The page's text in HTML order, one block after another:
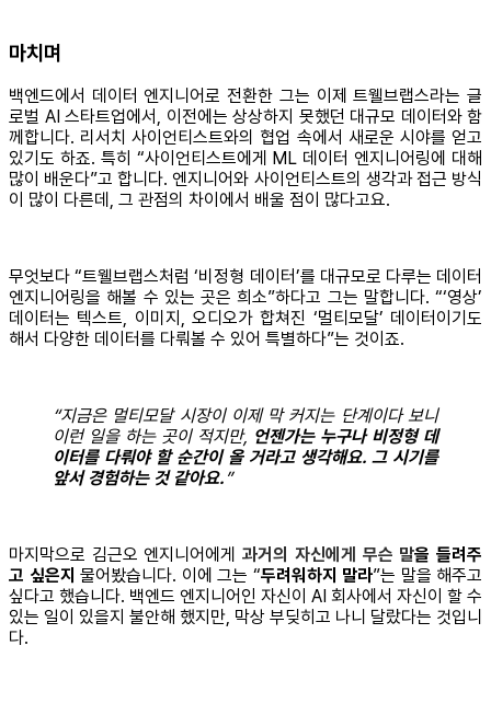
마치며
백엔드에서 데이터 엔지니어로 전환한 그는 이제 트웰브랩스라는 글
로벌 AI 스타트업에서, 이전에는 상상하지 못했던 대규모 데이터와 함
께합니다. 리서치 사이언티스트와의 협업 속에서 새로운 시야를 얻고
있기도 하죠. 특히 “사이언티스트에게 ML 데이터 엔지니어링에 대해
많이 배운다”고 합니다. 엔지니어와 사이언티스트의 생각과 접근 방식
이 많이 다른데, 그 관점의 차이에서 배울 점이 많다고요.
무엇보다 “트웰브랩스처럼 ‘비정형 데이터’를 대규모로 다루는 데이터
엔지니어링을 해볼 수 있는 곳은 희소”하다고 그는 말합니다. “‘영상’
데이터는 텍스트, 이미지, 오디오가 합쳐진 ‘멀티모달’ 데이터이기도
해서 다양한 데이터를 다뤄볼 수 있어 특별하다”는 것이죠.
“지금은 멀티모달 시장이 이제 막 커지는 단계이다 보니
이런 일을 하는 곳이 적지만, 언젠가는 누구나 비정형 데
이터를 다뤄야 할 순간이 올 거라고 생각해요. 그 시기를
앞서 경험하는 것 같아요. ”
마지막으로 김근오 엔지니어에게과거의 자신에게 무슨 말을 들려주
고 싶은지 물어봤습니다. 이에 그는 “두려워하지 말라”는 말을 해주고
싶다고 했습니다. 백엔드 엔지니어인 자신이 AI 회사에서 자신이 할 수
있는 일이 있을지 불안해 했지만, 막상 부딪히고 나니 달랐다는 것입니
다.